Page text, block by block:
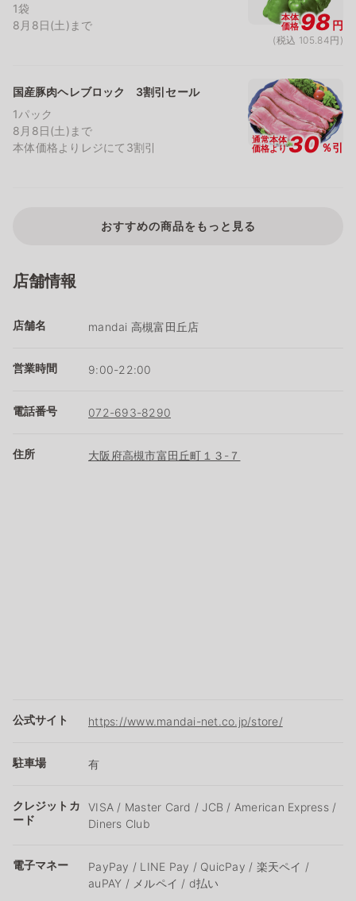
1袋
8月8日(土)まで
本体
価格98円
(税込 105.84円)
国産豚肉ヘレブロック 3割引セール
1パック
8月8日(土)まで
本体価格よりレジにて3割引
通常本体
価格より30％引
おすすめの商品をもっと見る
店舗情報
店舗名 mandai 高槻富田丘店
営業時間 9:00-22:00
電話番号 072-693-8290
住所 大阪府高槻市富田丘町１３-７
公式サイト https://www.mandai-net.co.jp/store/
駐車場 有
クレジットカ
ード
VISA / Master Card / JCB / American Express /
Diners Club
電子マネー
PayPay / LINE Pay / QuicPay / 楽天ペイ /
auPAY / メルペイ / d払い